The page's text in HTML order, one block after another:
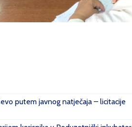
putem javnog natječaja – licitacije